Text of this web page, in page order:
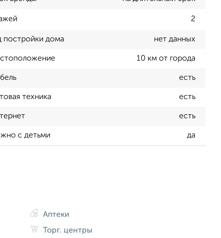
2
постройки дома нет данных
10 км от города
есть
техника есть
есть
с детьми да
Аптеки
Торг. центры